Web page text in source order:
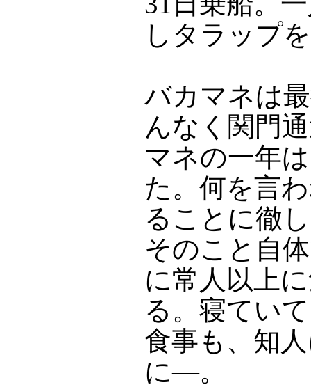
しタラップ
バカマネは
んなく関門
マネの一年
た。何を言
ることに徹
そのこと自
に常人以上
る。寝てい
食事も、知
に―。